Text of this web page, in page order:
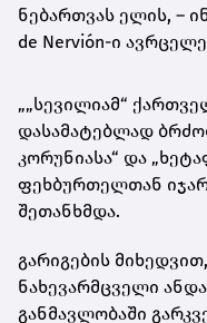
ნებართვას ელის, –
de Nervión-ი
„„სევილიამ“
დასამატებლად
კორუნიასა“ და
ფეხბურთელთან
შეთანხმდა.
გარიგების
ნახევარმცველი
განმავლობაში